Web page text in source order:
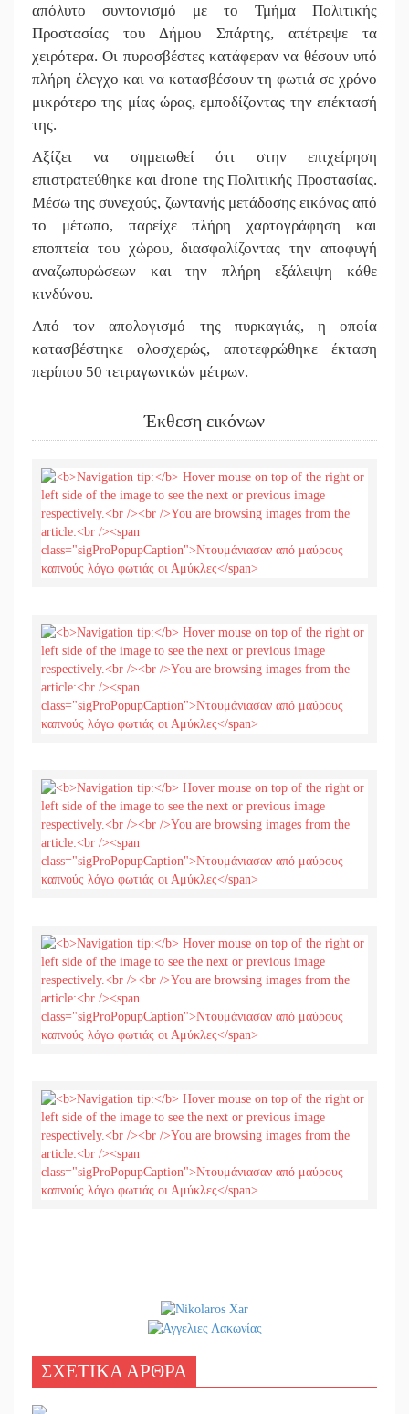
απόλυτο συντονισμό με το Τμήμα Πολιτικής
Προστασίας του Δήμου Σπάρτης, απέτρεψε τα
χειρότερα. Οι πυροσβέστες κατάφεραν να θέσουν υπό
πλήρη έλεγχο και να κατασβέσουν τη φωτιά σε χρόνο
μικρότερο της μίας ώρας, εμποδίζοντας την επέκτασή
της.
Αξίζει να σημειωθεί ότι στην επιχείρηση
επιστρατεύθηκε και drone της Πολιτικής Προστασίας.
Μέσω της συνεχούς, ζωντανής μετάδοσης εικόνας από
το μέτωπο, παρείχε πλήρη χαρτογράφηση και
εποπτεία του χώρου, διασφαλίζοντας την αποφυγή
αναζωπυρώσεων και την πλήρη εξάλειψη κάθε
κινδύνου.
Από τον απολογισμό της πυρκαγιάς, η οποία
κατασβέστηκε ολοσχερώς, αποτεφρώθηκε έκταση
περίπου 50 τετραγωνικών μέτρων.
Έκθεση εικόνων
ΣΧΕΤΙΚΑ ΑΡΘΡΑ